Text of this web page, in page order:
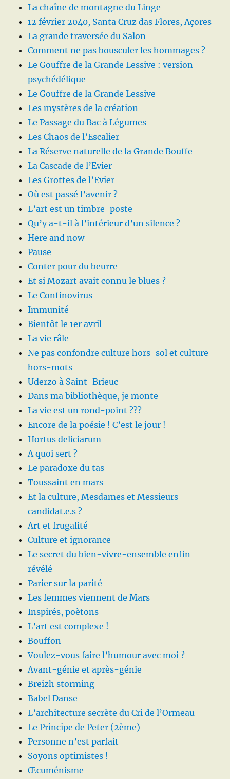
La chaîne de montagne du Linge
12 février 2040, Santa Cruz das Flores, Açores
La grande traversée du Salon
Comment ne pas bousculer les hommages ?
Le Gouffre de la Grande Lessive : version
psychédélique
Le Gouffre de la Grande Lessive
Les mystères de la création
Le Passage du Bac à Légumes
Les Chaos de l’Escalier
La Réserve naturelle de la Grande Bouffe
La Cascade de l’Evier
Les Grottes de l’Evier
Où est passé l’avenir ?
L’art est un timbre-poste
Qu’y a-t-il à l’intérieur d’un silence ?
Here and now
Pause
Conter pour du beurre
Et si Mozart avait connu le blues ?
Le Confinovirus
Immunité
Bientôt le 1er avril
La vie râle
Ne pas confondre culture hors-sol et culture
hors-mots
Uderzo à Saint-Brieuc
Dans ma bibliothèque, je monte
La vie est un rond-point ???
Encore de la poésie ! C’est le jour !
Hortus deliciarum
A quoi sert ?
Le paradoxe du tas
Toussaint en mars
Et la culture, Mesdames et Messieurs
candidat.e.s ?
Art et frugalité
Culture et ignorance
Le secret du bien-vivre-ensemble enfin
révélé
Parier sur la parité
Les femmes viennent de Mars
Inspirés, poètons
L’art est complexe !
Bouffon
Voulez-vous faire l’humour avec moi ?
Avant-génie et après-génie
Breizh storming
Babel Danse
L’architecture secrète du Cri de l’Ormeau
Le Principe de Peter (2ème)
Personne n’est parfait
Soyons optimistes !
Œcuménisme